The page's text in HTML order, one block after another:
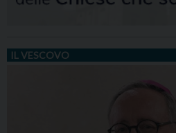
IL VESCOVO